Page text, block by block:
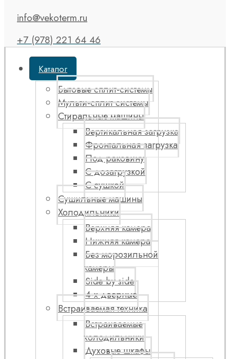
info@vekoterm.ru
+7 (978) 221 64 46
Каталог
Бытовые сплит-системы
Мульти-сплит системы
Стиральные машины
Вертикальная загрузка
Фронтальная загрузка
Под раковину
С дозагрузкой
С сушкой
Сушильные машины
Холодильники
Верхняя камера
Нижняя камера
Без морозильной
камеры
Side by side
4-х дверные
Встраиваемая техника
Встраиваемые
холодильники
Духовые шкафы